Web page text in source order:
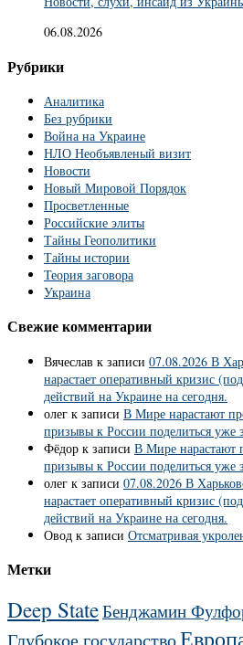
06.08.2026
Рубрики
Аналитика
Без рубрики
Война на Украине
НЛО Необъявленый визит
Новости
Новый Мировой Порядок
Просветленные
Российские элиты
Тайны Геополитики
Тайны истории
Теория заговора
Украина
Свежие комментарии
Вячеслав к записи 07.08.2026 В
нарастает оперативный кризис
действий на Украине на сегодня.
олег к записи В Мире нарастают
призывы к России поделиться уже
Фёдор к записи В Мире нарастают
призывы к России поделиться уже
олег к записи 07.08.2026 В
нарастает оперативный кризис
действий на Украине на сегодня.
Овод к записи Отсматривая
Метки
Deep StateБенджамин
Глубокое государство